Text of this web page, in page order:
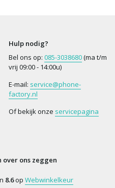
Hulp nodig?
Bel ons op: 085-3038680(ma t/m
vrij 09:00 - 14:00u)
E-mail: service@phone-
factory.nl
Of bekijk onze servicepagina
over ons zeggen
8.6op Webwinkelkeur